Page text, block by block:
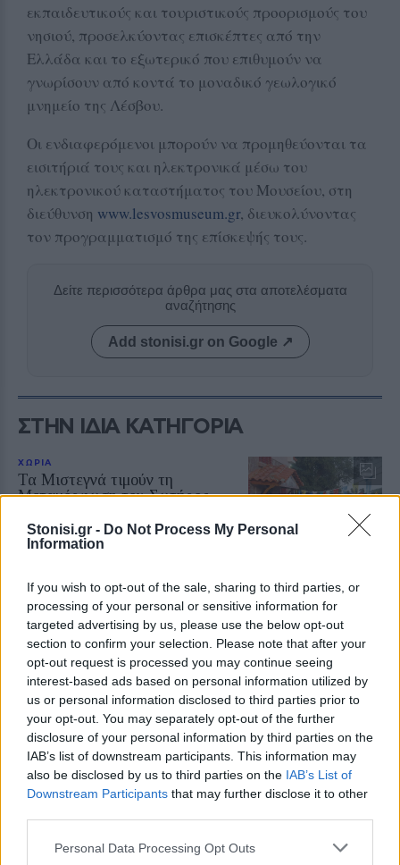
Stonisi.gr - Do Not Process My Personal
Information
If you wish to opt-out of the sale, sharing to third parties, or
processing of your personal or sensitive information for
targeted advertising by us, please use the below opt-out
section to confirm your selection. Please note that after your
opt-out request is processed you may continue seeing
interest-based ads based on personal information utilized by
us or personal information disclosed to third parties prior to
your opt-out. You may separately opt-out of the further
disclosure of your personal information by third parties on the
IAB’s list of downstream participants. This information may
also be disclosed by us to third parties on the IAB’s List of
Downstream Participants that may further disclose it to other
Personal Data Processing Opt Outs
εκπαιδευτικούς και τουριστικούς προορισμούς του
νησιού, προσελκύοντας επισκέπτες από την
Ελλάδα και το εξωτερικό που επιθυμούν να
γνωρίσουν από κοντά το μοναδικό γεωλογικό
μνημείο της Λέσβου.
Οι ενδιαφερόμενοι μπορούν να προμηθεύονται τα
εισιτήριά τους και ηλεκτρονικά μέσω του
ηλεκτρονικού καταστήματος του Μουσείου, στη
διεύθυνση www.lesvosmuseum.gr, διευκολύνοντας
τον προγραμματισμό της επίσκεψής τους.
Δείτε περισσότερα άρθρα μας στα αποτελέσματα
αναζήτησης
Add stonisi.gr on Google ↗
ΣΤΗΝ ΙΔΙΑ ΚΑΤΗΓΟΡΙΑ
ΧΩΡΙΑ
Τα Μιστεγνά τιμούν τη
Μεταμόρφωση του Σωτήρος
λιτάνευση της εικόνας απόψε στη
Σκάλα Μιστεγνών
ΧΩΡΙΑ
Βιβλιοπαρουσίαση στον
Μανταμάδο για τη ζωή του
Νίκου Βαβούδη
Παρουσιάστηκε το μυθιστόρημα
της Σωτηρίας Μαραγκοζάκη
«Άσπρος σκύλος μαύρος σκύλος»,
εμπνευσμένο από τη διαδρομή του
Μανταμαδιώτη κομμουνιστή
ΔΡΑΣΕΙΣ
Παλαιστινιακό λαό στη
Μυτιλήνη
Την Κυριακή 9 Αυγούστου, στις